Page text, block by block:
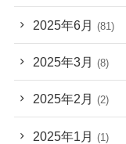
2025年6月 (81)
2025年3月 (8)
2025年2月 (2)
2025年1月 (1)